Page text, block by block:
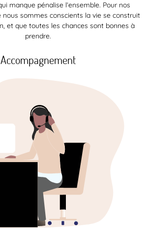
manque pénalise l’ensemble. Pour nos
nous sommes conscients la vie se construit
et que toutes les chances sont bonnes à
prendre.
Accompagnement